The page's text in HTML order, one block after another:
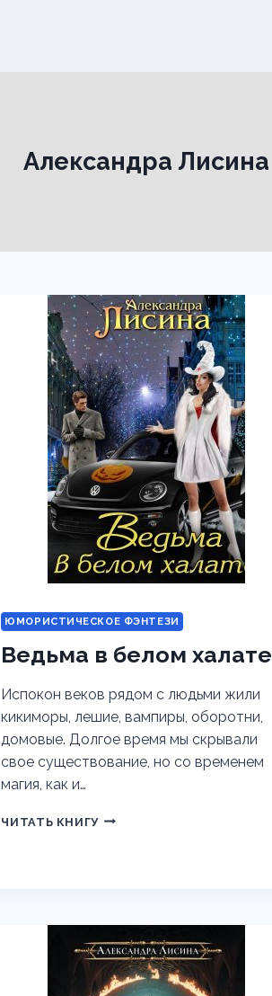
Александра Лисина
ЮМОРИСТИЧЕСКОЕ ФЭНТЕЗИ
Ведьма в белом халате
Испокон веков рядом с людьми жили
кикиморы, лешие, вампиры, оборотни,
домовые. Долгое время мы скрывали
свое существование, но со временем
магия, как и…
ЧИТАТЬ КНИГУ ВЕДЬМА